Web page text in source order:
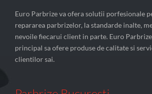
Euro Parbrize va ofera solutii porfesionale
repararea parbrizelor, la standarde inalte,
nevoile fiecarui client in parte. Euro
principal sa ofere produse de calitate si
clientilor sai.